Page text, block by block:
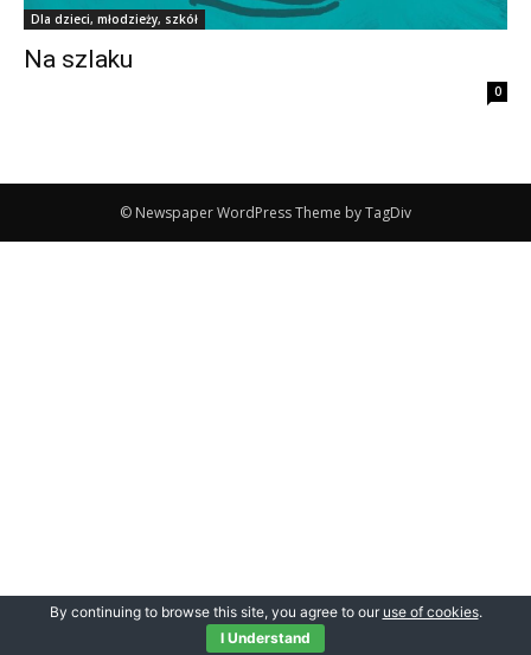
Dla dzieci, młodzieży, szkół
Na szlaku
0
© Newspaper WordPress Theme by TagDiv
By continuing to browse this site, you agree to our use of cookies.
I Understand